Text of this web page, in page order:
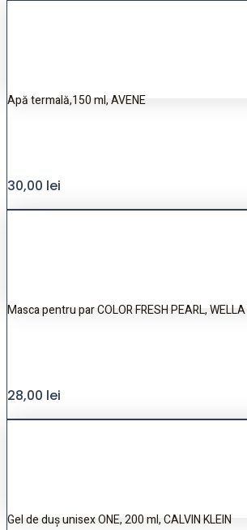
Apă termală,150 ml, AVENE
30,00 lei
Masca pentru par COLOR FRESH PEARL,
28,00 lei
Gel de duș unisex ONE, 200 ml, CALVIN KLEIN